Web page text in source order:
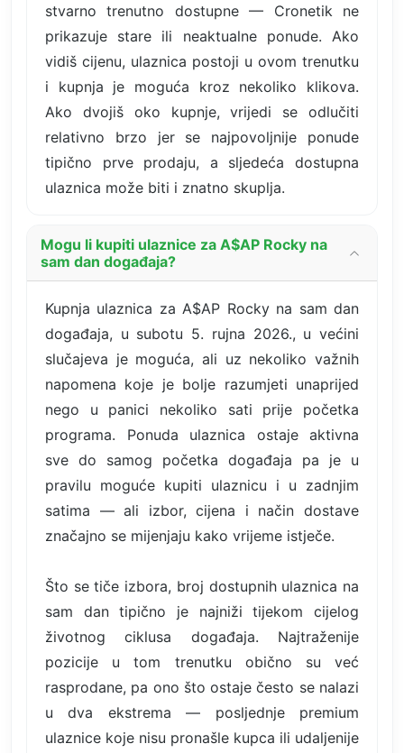
stvarno trenutno dostupne — Cronetik ne
prikazuje stare ili neaktualne ponude. Ako
vidiš cijenu, ulaznica postoji u ovom trenutku
i kupnja je moguća kroz nekoliko klikova.
Ako dvojiš oko kupnje, vrijedi se odlučiti
relativno brzo jer se najpovoljnije ponude
tipično prve prodaju, a sljedeća dostupna
ulaznica može biti i znatno skuplja.
Mogu li kupiti ulaznice za A$AP Rocky na
sam dan događaja?
Kupnja ulaznica za A$AP Rocky na sam dan
događaja, u subotu 5. rujna 2026., u većini
slučajeva je moguća, ali uz nekoliko važnih
napomena koje je bolje razumjeti unaprijed
nego u panici nekoliko sati prije početka
programa. Ponuda ulaznica ostaje aktivna
sve do samog početka događaja pa je u
pravilu moguće kupiti ulaznicu i u zadnjim
satima — ali izbor, cijena i način dostave
značajno se mijenjaju kako vrijeme istječe.
Što se tiče izbora, broj dostupnih ulaznica na
sam dan tipično je najniži tijekom cijelog
životnog ciklusa događaja. Najtraženije
pozicije u tom trenutku obično su već
rasprodane, pa ono što ostaje često se nalazi
u dva ekstrema — posljednje premium
ulaznice koje nisu pronašle kupca ili udaljenije